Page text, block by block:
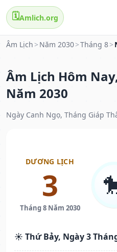
🗓️Amlich.org
Âm Lịch > Năm 2030>Tháng 8>
Âm Lịch Hôm
Năm 2030
Ngày Canh Ngọ, Tháng Giáp
DƯƠNG LỊCH
3
Tháng 8 Năm 2030
☀️ Thứ Bảy, Ngày 3